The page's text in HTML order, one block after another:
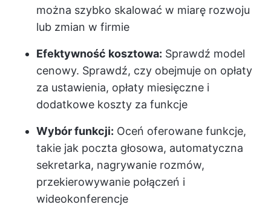
można szybko skalować w miarę rozwoju
lub zmian w firmie
Efektywność kosztowa: Sprawdź model
cenowy. Sprawdź, czy obejmuje on opłaty
za ustawienia, opłaty miesięczne i
dodatkowe koszty za funkcje
Wybór funkcji: Oceń oferowane funkcje,
takie jak poczta głosowa, automatyczna
sekretarka, nagrywanie rozmów,
przekierowywanie połączeń i
wideokonferencje